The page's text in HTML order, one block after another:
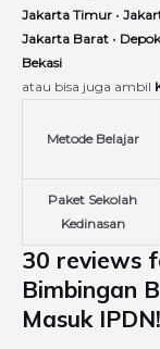
Jakarta Timur •
Jakarta Barat • Depok
Bekasi
atau bisa juga ambil
Metode Belajar
Paket Sekolah
Kedinasan
30 reviews
Bimbingan
Masuk IPDN!